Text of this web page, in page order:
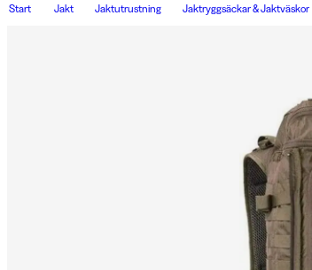
Start Jakt Jaktutrustning Jaktryggsäckar & Jaktväskor